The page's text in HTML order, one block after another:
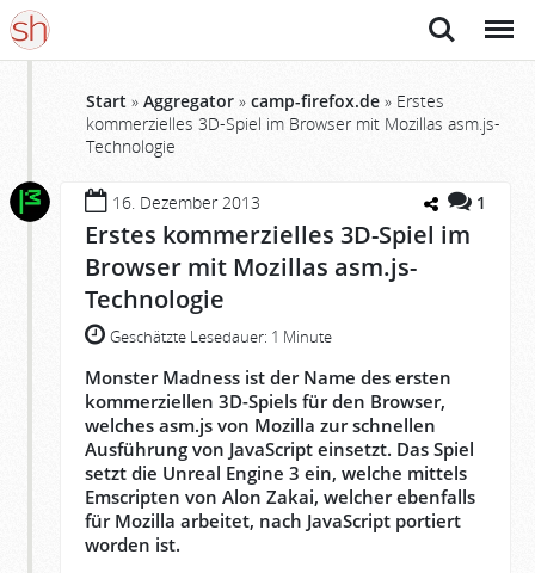
Suche Menü
Start » Aggregator » camp-firefox.de » Erstes
kommerzielles 3D-Spiel im Browser mit Mozillas asm.js-
Technologie
16. Dezember 2013 1
Erstes kommerzielles 3D-Spiel im
Browser mit Mozillas asm.js-
Technologie
Geschätzte Lesedauer: 1 Minute
Monster Madness ist der Name des ersten
kommerziellen 3D-Spiels für den Browser,
welches asm.js von Mozilla zur schnellen
Ausführung von JavaScript einsetzt. Das Spiel
setzt die Unreal Engine 3 ein, welche mittels
Emscripten von Alon Zakai, welcher ebenfalls
für Mozilla arbeitet, nach JavaScript portiert
worden ist.